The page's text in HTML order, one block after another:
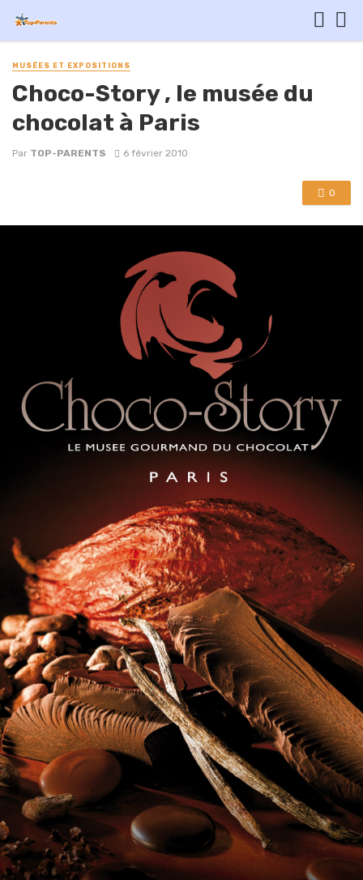
MUSÉES ET EXPOSITIONS
Choco-Story , le musée du
chocolat à Paris
Par TOP-PARENTS 6 février 2010
0